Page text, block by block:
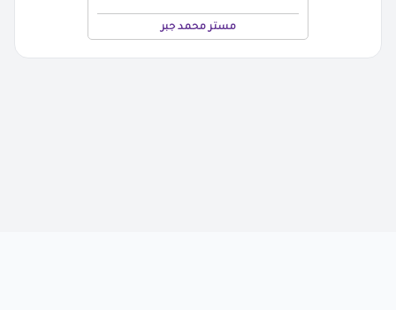
مستر محمد جبر